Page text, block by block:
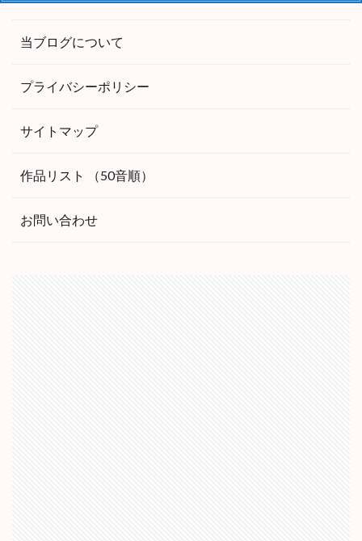
当ブログについて
プライバシーポリシー
サイトマップ
作品リスト （50音順）
お問い合わせ